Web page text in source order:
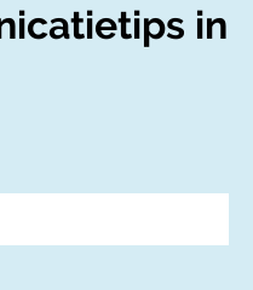
in